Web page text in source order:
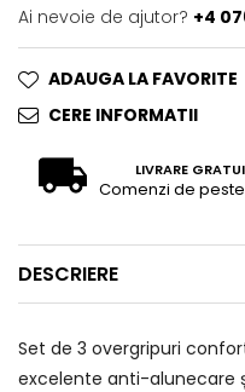
Ai nevoie de ajutor? +4
ADAUGA LA FAVORITE
CERE INFORMATII
LIVRARE
Comenzi de
DESCRIERE
Set de 3 overgripuri
excelente anti-alunecare